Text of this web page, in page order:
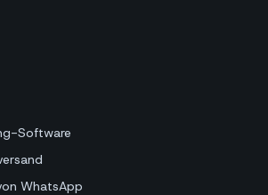
Software
WhatsApp